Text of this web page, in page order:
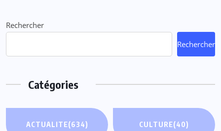
Rechercher
Rechercher
Catégories
ACTUALITE(634) CULTURE(40)